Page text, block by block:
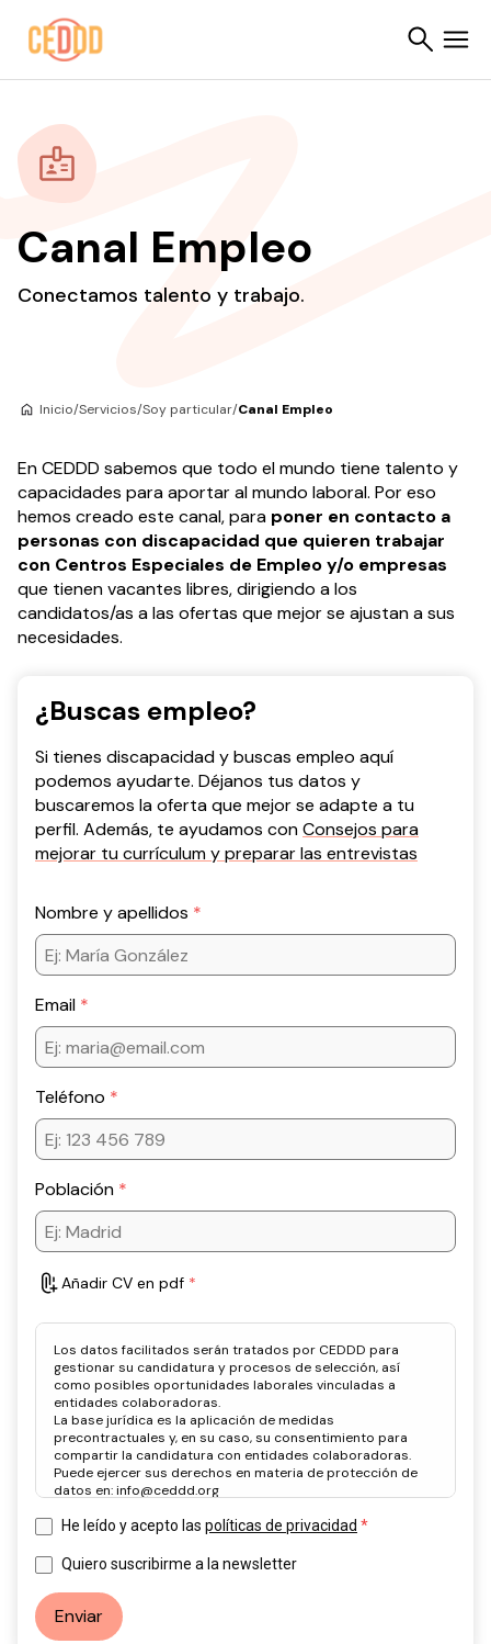
Canal Empleo
Conectamos talento y trabajo.
Inicio/Servicios/Soy particular/Canal Empleo
En CEDDD sabemos que todo el mundo tiene talento y
capacidades para aportar al mundo laboral. Por eso
hemos creado este canal, para poner en contacto a
personas con discapacidad que quieren trabajar
con Centros Especiales de Empleo y/o empresas
que tienen vacantes libres, dirigiendo a los
candidatos/as a las ofertas que mejor se ajustan a sus
necesidades.
¿Buscas empleo?
Si tienes discapacidad y buscas empleo aquí
podemos ayudarte. Déjanos tus datos y
buscaremos la oferta que mejor se adapte a tu
perfil. Además, te ayudamos conConsejos para
mejorar tu currículum y preparar las entrevistas
Nombre y apellidos
Email
Teléfono
Población
Añadir CV en pdf
Los datos facilitados serán tratados por CEDDD para
gestionar su candidatura y procesos de selección, así
como posibles oportunidades laborales vinculadas a
entidades colaboradoras.
La base jurídica es la aplicación de medidas
precontractuales y, en su caso, su consentimiento para
compartir la candidatura con entidades colaboradoras.
Puede ejercer sus derechos en materia de protección de
datos en: info@ceddd.org
He leído y acepto las políticas de privacidad
Quiero suscribirme a la newsletter
Enviar